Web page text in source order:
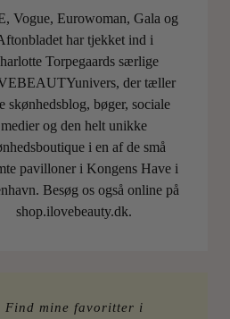
Vogue, Eurowoman, Gala og
har tjekket ind i
Torpegaards særlige
der tæller
skønhedsblog, bøger, sociale
medier og den helt unikke
i en af de små
pavilloner i Kongens Have i
Besøg os også online på
shop.ilovebeauty.dk.
Find mine favoritter i